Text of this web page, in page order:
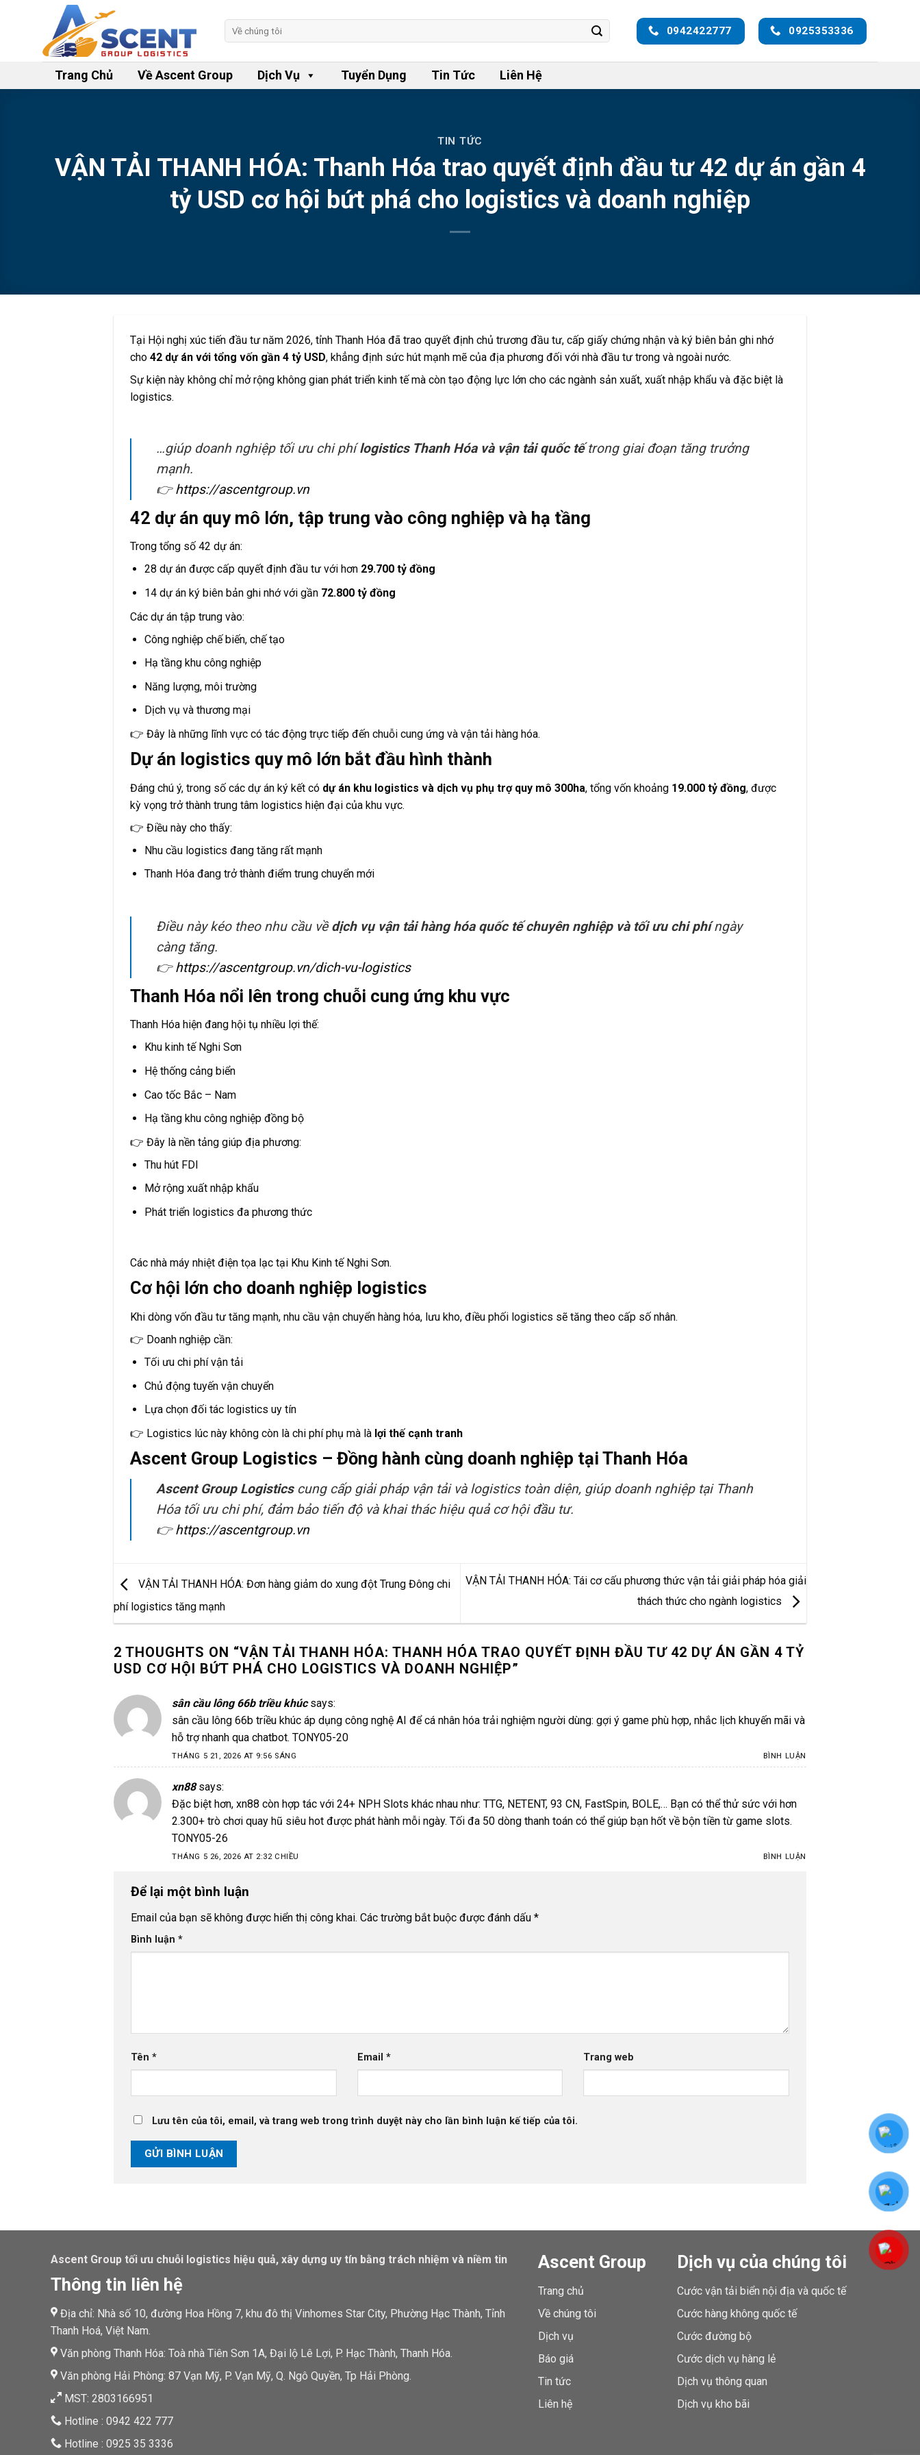
Tìm
0942422777 0925353336
Trang Chủ Về Ascent Group Dịch Vụ Tuyển Dụng Tin Tức Liên Hệ
TIN TỨC
VẬN TẢI THANH HÓA: Thanh Hóa trao quyết định đầu tư 42 dự án gần 4
tỷ USD cơ hội bứt phá cho logistics và doanh nghiệp
Tại Hội nghị xúc tiến đầu tư năm 2026, tỉnh Thanh Hóa đã trao quyết định chủ trương đầu tư, cấp giấy chứng nhận và ký biên bản ghi nhớ
cho42 dự án với tổng vốn gần 4 tỷ USD, khẳng định sức hút mạnh mẽ của địa phương đối với nhà đầu tư trong và ngoài nước.
Sự kiện này không chỉ mở rộng không gian phát triển kinh tế mà còn tạo động lực lớn cho các ngành sản xuất, xuất nhập khẩu và đặc biệt là
logistics.
…giúp doanh nghiệp tối ưu chi phílogistics Thanh Hóa và vận tải quốc tếtrong giai đoạn tăng trưởng
mạnh.
👉https://ascentgroup.vn
42 dự án quy mô lớn, tập trung vào công nghiệp và hạ tầng
Trong tổng số 42 dự án:
28 dự án được cấp quyết định đầu tư với hơn 29.700 tỷ đồng
14 dự án ký biên bản ghi nhớ với gần 72.800 tỷ đồng
Các dự án tập trung vào:
Công nghiệp chế biến, chế tạo
Hạ tầng khu công nghiệp
Năng lượng, môi trường
Dịch vụ và thương mại
👉 Đây là những lĩnh vực có tác động trực tiếp đến chuỗi cung ứng và vận tải hàng hóa.
Dự án logistics quy mô lớn bắt đầu hình thành
Đáng chú ý, trong số các dự án ký kết có dự án khu logistics và dịch vụ phụ trợ quy mô 300ha, tổng vốn khoảng 19.000 tỷ đồng, được
kỳ vọng trở thành trung tâm logistics hiện đại của khu vực.
👉 Điều này cho thấy:
Nhu cầu logistics đang tăng rất mạnh
Thanh Hóa đang trở thành điểm trung chuyển mới
Điều này kéo theo nhu cầu vềdịch vụ vận tải hàng hóa quốc tế chuyên nghiệp và tối ưu chi phíngày
càng tăng.
👉https://ascentgroup.vn/dich-vu-logistics
Thanh Hóa nổi lên trong chuỗi cung ứng khu vực
Thanh Hóa hiện đang hội tụ nhiều lợi thế:
Khu kinh tế Nghi Sơn
Hệ thống cảng biển
Cao tốc Bắc – Nam
Hạ tầng khu công nghiệp đồng bộ
👉 Đây là nền tảng giúp địa phương:
Thu hút FDI
Mở rộng xuất nhập khẩu
Phát triển logistics đa phương thức
Các nhà máy nhiệt điện tọa lạc tại Khu Kinh tế Nghi Sơn.
Cơ hội lớn cho doanh nghiệp logistics
Khi dòng vốn đầu tư tăng mạnh, nhu cầu vận chuyển hàng hóa, lưu kho, điều phối logistics sẽ tăng theo cấp số nhân.
👉 Doanh nghiệp cần:
Tối ưu chi phí vận tải
Chủ động tuyến vận chuyển
Lựa chọn đối tác logistics uy tín
👉 Logistics lúc này không còn là chi phí phụ mà là lợi thế cạnh tranh
Ascent Group Logistics – Đồng hành cùng doanh nghiệp tại Thanh Hóa
Ascent Group Logisticscung cấp giải pháp vận tải và logistics toàn diện, giúp doanh nghiệp tại Thanh
Hóa tối ưu chi phí, đảm bảo tiến độ và khai thác hiệu quả cơ hội đầu tư.
👉https://ascentgroup.vn
VẬN TẢI THANH HÓA: Đơn hàng giảm do xung đột Trung Đông chi
phí logistics tăng mạnh
VẬN TẢI THANH HÓA: Tái cơ cấu phương thức vận tải giải pháp hóa giải
thách thức cho ngành logistics
2 THOUGHTS ON “VẬN TẢI THANH HÓA: THANH HÓA TRAO QUYẾT ĐỊNH ĐẦU TƯ 42 DỰ ÁN GẦN 4 TỶ
USD CƠ HỘI BỨT PHÁ CHO LOGISTICS VÀ DOANH NGHIỆP”
sân cầu lông 66b triều khúc says:
sân cầu lông 66b triều khúc áp dụng công nghệ AI để cá nhân hóa trải nghiệm người dùng: gợi ý game phù hợp, nhắc lịch khuyến mãi và
hỗ trợ nhanh qua chatbot. TONY05-20
THÁNG 5 21, 2026 AT 9:56 SÁNG BÌNH LUẬN
xn88 says:
Đặc biệt hơn,xn88 còn hợp tác với 24+ NPH Slots khác nhau như: TTG, NETENT, 93 CN, FastSpin, BOLE,… Bạn có thể thử sức với hơn
2.300+ trò chơi quay hũ siêu hot được phát hành mỗi ngày. Tối đa 50 dòng thanh toán có thể giúp bạn hốt về bộn tiền từ game slots.
TONY05-26
THÁNG 5 26, 2026 AT 2:32 CHIỀU BÌNH LUẬN
Để lại một bình luận
Email của bạn sẽ không được hiển thị công khai. Các trường bắt buộc được đánh dấu*
Bình luận*
Tên* Email * Trang web
Lưu tên của tôi, email, và trang web trong trình duyệt này cho lần bình luận kế tiếp của tôi.
Ascent Group tối ưu chuỗi logistics hiệu quả, xây dựng uy tín bằng trách nhiệm và niềm tin
Thông tin liên hệ
Địa chỉ: Nhà số 10, đường Hoa Hồng 7, khu đô thị Vinhomes Star City, Phường Hạc Thành, Tỉnh
Thanh Hoá, Việt Nam.
Văn phòng Thanh Hóa: Toà nhà Tiên Sơn 1A, Đại lộ Lê Lợi, P. Hạc Thành, Thanh Hóa.
Văn phòng Hải Phòng: 87 Vạn Mỹ, P. Vạn Mỹ, Q. Ngô Quyền, Tp Hải Phòng.
MST: 2803166951
Hotline : 0942 422 777
Hotline : 0925 35 3336
Ascent Group
Trang chủ
Về chúng tôi
Dịch vụ
Báo giá
Tin tức
Liên hệ
Dịch vụ của chúng tôi
Cước vận tải biển nội địa và quốc tế
Cước hàng không quốc tế
Cước đường bộ
Cước dịch vụ hàng lẻ
Dịch vụ thông quan
Dịch vụ kho bãi